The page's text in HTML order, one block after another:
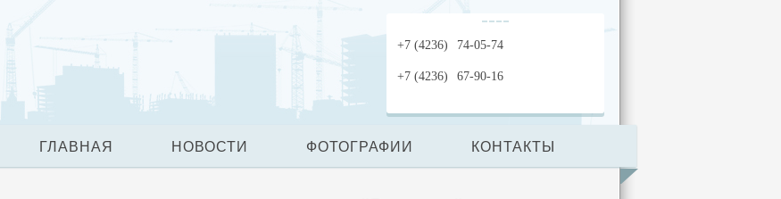
+7 (4236) 74-05-74
+7 (4236) 67-90-16
ГЛАВНАЯ НОВОСТИ ФОТОГРАФИИ КОНТАКТЫ